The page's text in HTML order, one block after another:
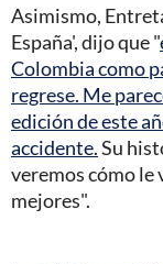
Asimismo,
España', dijo que "
Colombia como
regrese. Me
edición de este
accidente.Su
veremos cómo le
mejores".